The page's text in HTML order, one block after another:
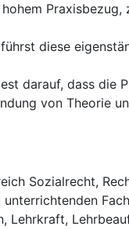
diese
darauf, dass die
von Theorie
Sozialrecht,
unterrichtenden
Lehrkraft,